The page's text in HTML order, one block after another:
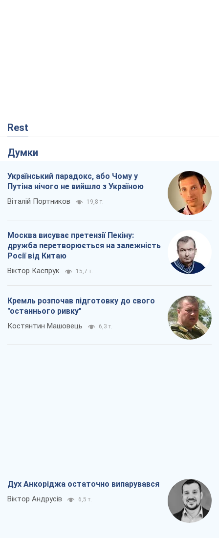
Rest
Думки
Український парадокс, або Чому у
Путіна нічого не вийшло з Україною
Віталій Портников 19,8 т.
Москва висуває претензії Пекіну:
дружба перетворюється на залежність
Росії від Китаю
Віктор Каспрук 15,7 т.
Кремль розпочав підготовку до свого
"останнього ривку"
Костянтин Машовець 6,3 т.
Дух Анкоріджа остаточно випарувався
Віктор Андрусів 6,5 т.